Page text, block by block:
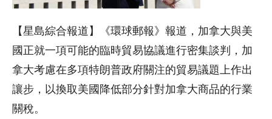
【星島綜合報道】《環球郵報》報道，加拿大與美
國正就一項可能的臨時貿易協議進行密集談判，加
拿大考慮在多項特朗普政府關注的貿易議題上作出
讓步，以換取美國降低部分針對加拿大商品的行業
關稅。